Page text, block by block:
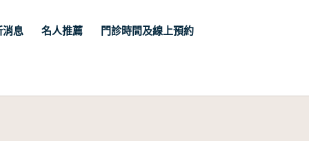
消息 名人推薦 門診時間及線上預約